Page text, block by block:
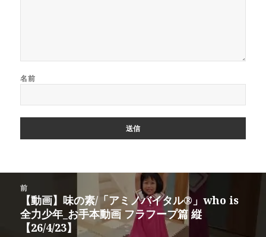
名前
前
前
の
投
【動画】味の素/「アミノバイタル®」who is
全力少年_お手本動画 フラフープ篇 縦
【26/4/23】